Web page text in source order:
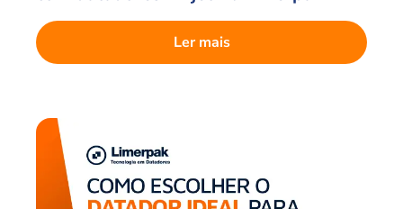
Ler mais